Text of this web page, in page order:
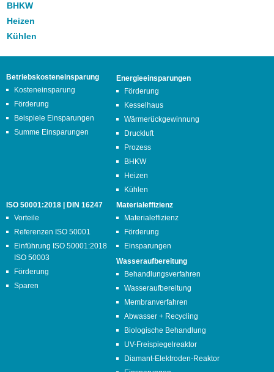
BHKW
Heizen
Kühlen
Betriebskosteneinsparung
Kosteneinsparung
Förderung
Beispiele Einsparungen
Summe Einsparungen
Energieeinsparungen
Förderung
Kesselhaus
Wärmerückgewinnung
Druckluft
Prozess
BHKW
Heizen
Kühlen
ISO 50001:2018 | DIN 16247
Vorteile
Referenzen ISO 50001
Einführung ISO 50001:2018
ISO 50003
Förderung
Sparen
Materialeffizienz
Materialeffizienz
Förderung
Einsparungen
Wasseraufbereitung
Behandlungsverfahren
Wasseraufbereitung
Membranverfahren
Abwasser + Recycling
Biologische Behandlung
UV-Freispiegelreaktor
Diamant-Elektroden-Reaktor